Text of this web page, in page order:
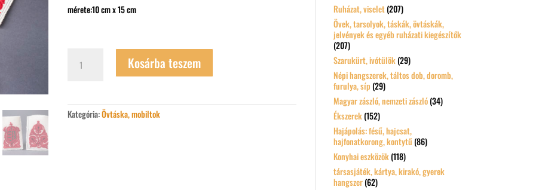
mérete:10 cm x 15 cm
posztó
Kosárba teszem
Kategória:Övtáska, mobiltok
Ruházat, viselet(207)
Övek, tarsolyok, táskák, övtáskák,
jelvények és egyéb ruházati kiegészítők
(207)
Szarukürt, ivótülök(29)
Népi hangszerek, táltos dob, doromb,
furulya, síp (29)
Magyar zászló, nemzeti zászló(34)
Ékszerek(152)
Hajápolás: fésű, hajcsat,
hajfonatkorong, kontytű(86)
Konyhai eszközök(118)
társasjáték, kártya, kirakó, gyerek
hangszer(62)